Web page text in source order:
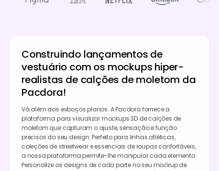
Construindo lançamentos de
vestuário com os mockups hiper-
realistas de calções de moletom da
Pacdora!
Vá além dos esboços planos. A Pacdora fornece a
plataforma para visualizar mockups 3D de calções de
moletom que capturam o ajuste, sensação e função
precisos do seu design. Perfeito para linhas atléticas,
coleções de streetwear e essenciais de roupas confortáveis,
a nossa plataforma permite-lhe manipular cada elemento.
Personalize os designs de cada parte no seu mockup de